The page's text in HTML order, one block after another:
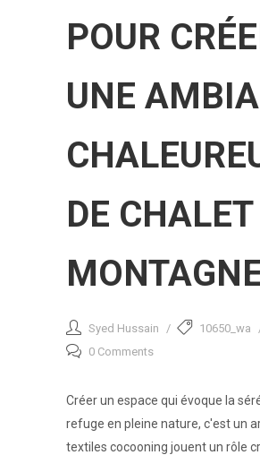
POUR
UNE
DE
Syed Hussain
10650_wa
0 Comments
Créer un espace qui évoque la
refuge en pleine nature, c'est un
textiles cocooning jouent un rôle